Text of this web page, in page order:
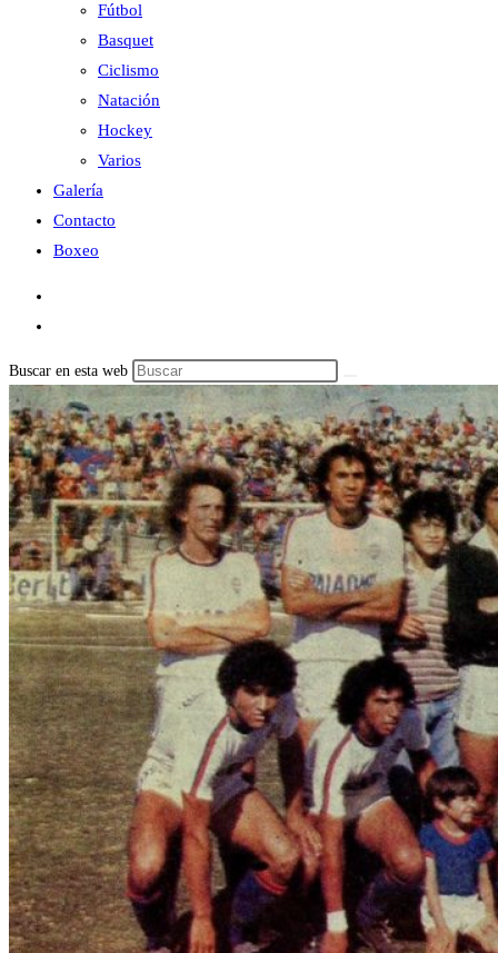
Fútbol
Basquet
Ciclismo
Natación
Hockey
Varios
Galería
Contacto
Boxeo
Buscar en esta web